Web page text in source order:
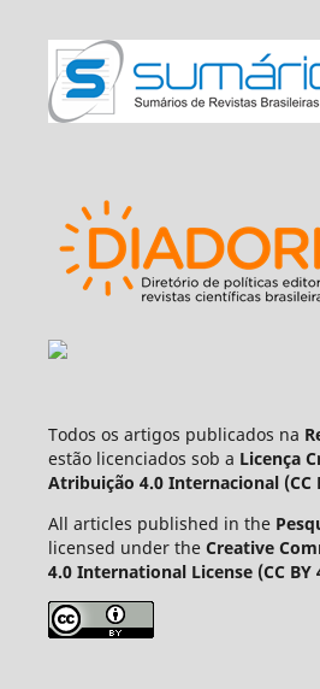
Todos os artigos publicados na
estão licenciados sob a Licença
Atribuição 4.0 Internacional (CC
All articles published in the
licensed under the Creative
4.0 International License (CC BY